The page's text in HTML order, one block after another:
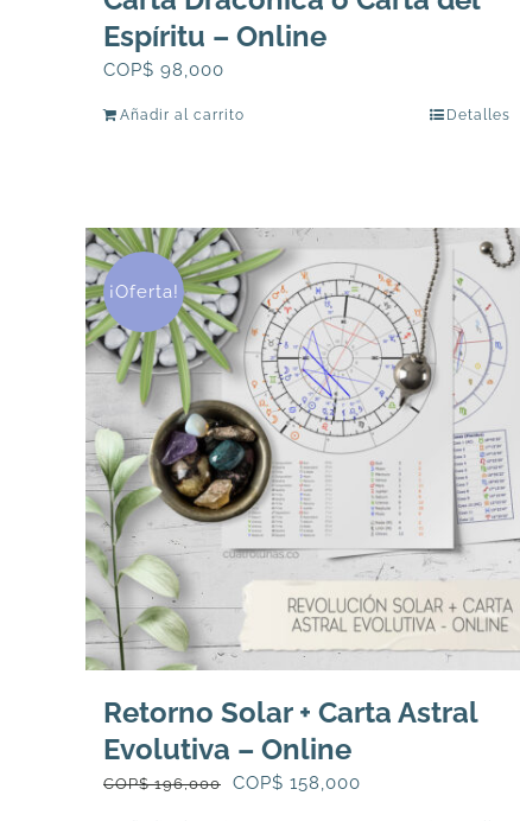
Espíritu – Online
COP$ 98,000
Añadir al carrito Detalles
¡Oferta!
Retorno Solar + Carta Astral
Evolutiva – Online
COP$196,000
El
COP$ 158,000